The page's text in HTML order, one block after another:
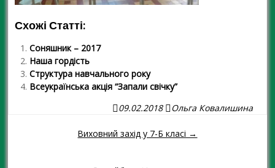
Схожі Статті:
Соняшник – 2017
Наша гордість
Структура навчального року
Всеукраїнська акція “Запали свічку”
09.02.2018
Ольга Ковалишина
Навігація повідомленням
Виховний захід у 7-Б класі →